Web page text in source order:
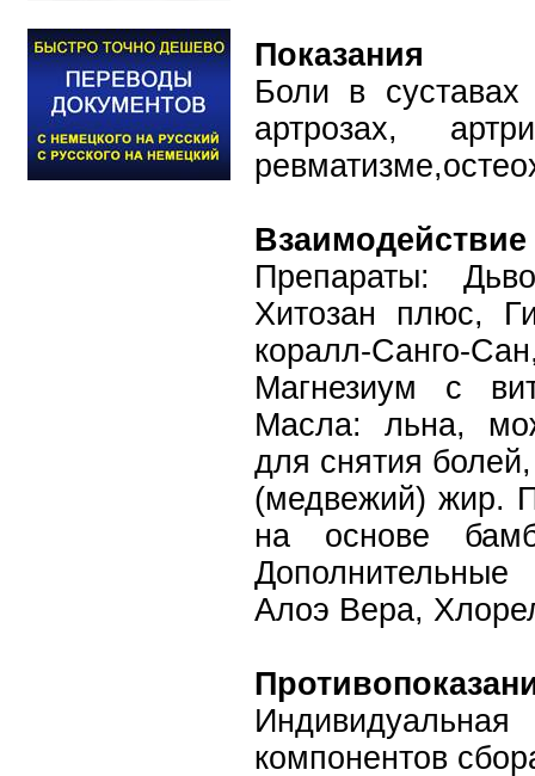
Показания
Боли в суставах
артрозах,
Препараты:
Хитозан плюс,
коралл-Санго-
Магнезиум с
Масла: льна,
для снятия
(медвежий) жир.
на основе
Алоэ Вера,
компонентов